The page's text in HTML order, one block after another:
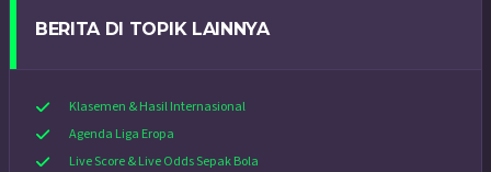
BERITA DI TOPIK LAINNYA
Klasemen & Hasil Internasional
Agenda Liga Eropa
Live Score & Live Odds Sepak Bola